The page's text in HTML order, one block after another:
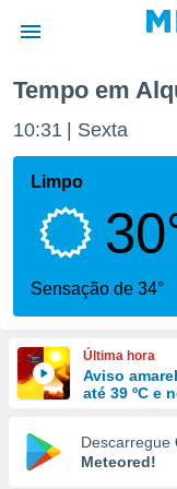
da
foi
fornecidas
a este
das
e
forma
digital
Tempo em
10:31 Sexta
Limpo
Sensação de 34°
Última hora
Aviso
até 39 ºC e
Descarregue
Meteored!